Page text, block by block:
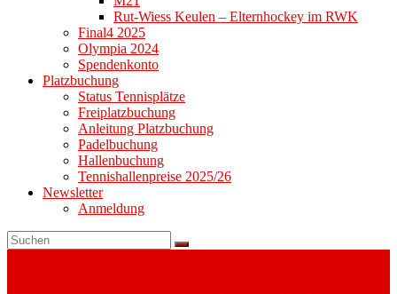
Rut-Wiess Keulen – Elternhockey im RWK
Final4 2025
Olympia 2024
Spendenkonto
Platzbuchung
Status Tennisplätze
Freiplatzbuchung
Anleitung Platzbuchung
Padelbuchung
Hallenbuchung
Tennishallenpreise 2025/26
Newsletter
Anmeldung